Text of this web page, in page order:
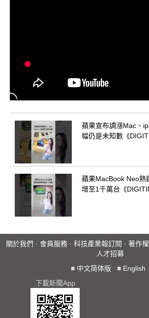
蘋果宣布調漲Mac、
幅仍是未知數《
蘋果MacBook Neo
增至1千萬台《
關於我們 · 會員服務 · 科技產業報訂閱 · 著作權
人才招募
■ 中文简体版 ■ English
下載新聞App